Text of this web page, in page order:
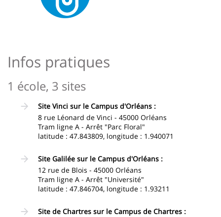
Infos pratiques
1 école, 3 sites
Site Vinci sur le Campus d'Orléans :
8 rue Léonard de Vinci - 45000 Orléans
Tram ligne A - Arrêt "Parc Floral"
latitude : 47.843809, longitude : 1.940071
Site Galilée sur le Campus d'Orléans :
12 rue de Blois - 45000 Orléans
Tram ligne A - Arrêt "Université"
latitude : 47.846704, longitude : 1.93211
Site de Chartres sur le Campus de Chartres :